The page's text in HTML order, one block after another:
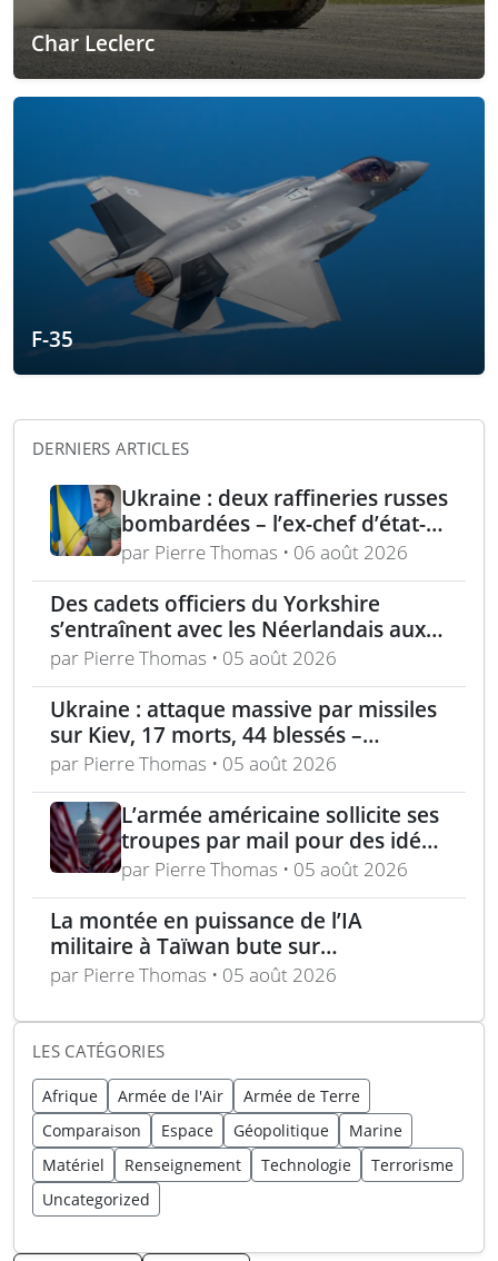
Char Leclerc
F-35
DERNIERS ARTICLES
Ukraine : deux raffineries russes
bombardées – l’ex-chef d’état-
major ukrainien juge l’OTAN
dépassée
par Pierre Thomas • 06 août 2026
Des cadets officiers du Yorkshire
s’entraînent avec les Néerlandais aux
Pays-Bas
par Pierre Thomas • 05 août 2026
Ukraine : attaque massive par missiles
sur Kiev, 17 morts, 44 blessés –
incendie au centre logistique
Wildberries près de Moscou
par Pierre Thomas • 05 août 2026
L’armée américaine sollicite ses
troupes par mail pour des idées
afin de « faire pression et punir
» l’Iran
par Pierre Thomas • 05 août 2026
La montée en puissance de l’IA
militaire à Taïwan bute sur
d’importants défis d’intégration
par Pierre Thomas • 05 août 2026
LES CATÉGORIES
Afrique Armée de l'Air
Armée de Terre
Comparaison
Espace Géopolitique
Marine
Matériel
Renseignement Technologie
Terrorisme
Uncategorized